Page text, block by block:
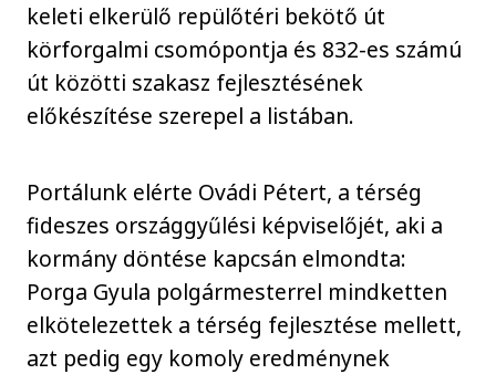
keleti elkerülő repülőtéri bekötő út
körforgalmi csomópontja és 832-es számú
út közötti szakasz fejlesztésének
előkészítése szerepel a listában.
Portálunk elérte Ovádi Pétert, a térség
fideszes országgyűlési képviselőjét, aki a
kormány döntése kapcsán elmondta:
Porga Gyula polgármesterrel mindketten
elkötelezettek a térség fejlesztése mellett,
azt pedig egy komoly eredménynek